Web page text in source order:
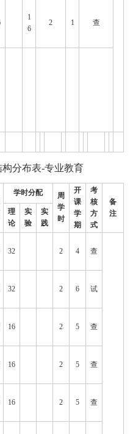
1
6
2 1 查
分布表-专业教育
学时分配
周
学
时
开
课
学
期
考
核
方
式
备
注
理
论
实
验
实
践
32 2 4 查
32 2 6 试
16 2 5 查
16 2 5 查
16 2 5 查